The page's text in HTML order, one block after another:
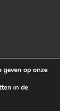
op onze
in de